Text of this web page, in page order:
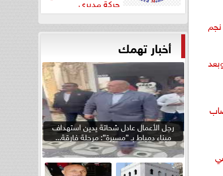
”مستشفيات...
أخبار تهمك
رجل الأعمال عادل شحاتة يدين استهداف
ميناء دمياط بـ ”مسيرة”: مرحلة فارقة...